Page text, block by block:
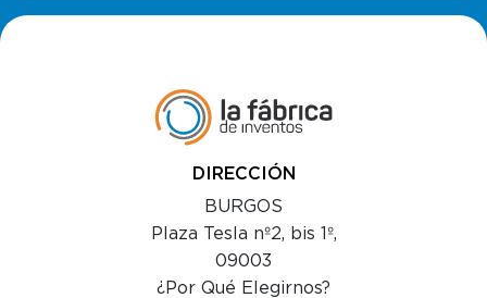
DIRECCIÓN
BURGOS
Plaza Tesla nº2, bis 1º,
09003
¿Por Qué Elegirnos?